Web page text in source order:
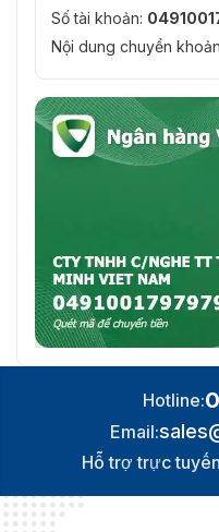
thước
171.5mm *
Trọng
lượng
tổng
1.0 Kg
Phần
mềm hỗ
trợ
ZKBio
Ứng dụng
Lắp đặt
Gắn tường
ISO14001,
Số tài khoản:
Nội dung chuyển
Hotline:
Email:
Hỗ trợ trực